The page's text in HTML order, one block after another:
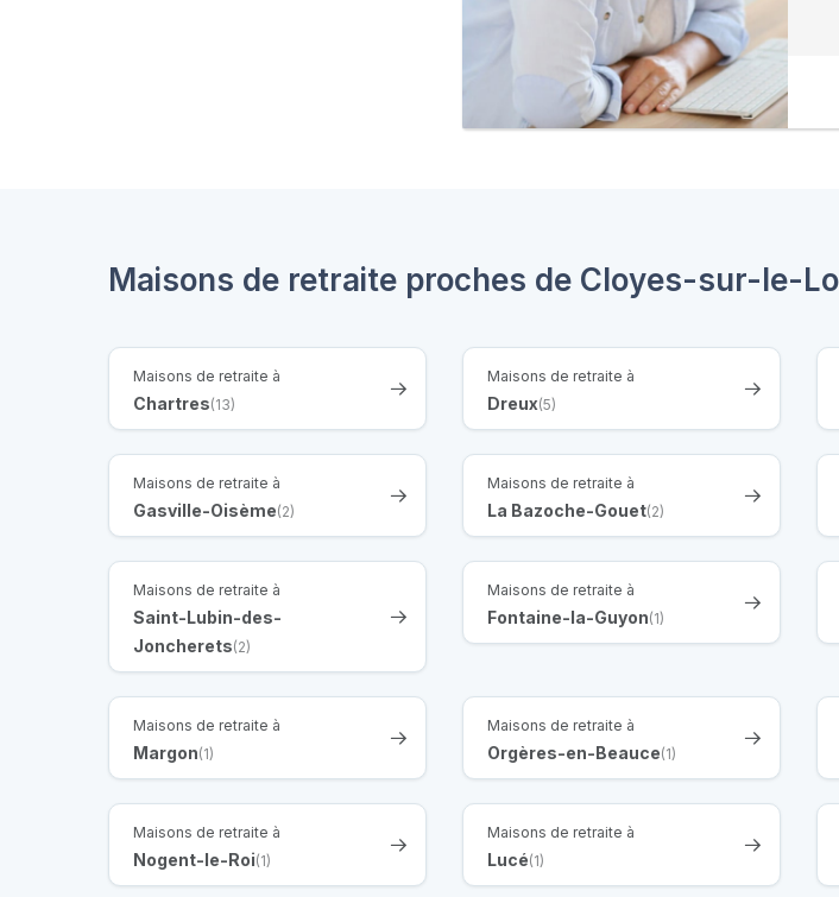
Maisons de retraite proches de Cloyes-sur-le-
Maisons de retraite à
Chartres(13)
Maisons de retraite à
Dreux(5)
Maisons de retraite à
Gasville-Oisème(2)
Maisons de retraite à
La Bazoche-Gouet(2)
Maisons de retraite à
Saint-Lubin-des-
Joncherets(2)
Maisons de retraite à
Fontaine-la-Guyon(1)
Maisons de retraite à
Margon(1)
Maisons de retraite à
Orgères-en-Beauce(1)
Maisons de retraite à
Nogent-le-Roi(1)
Maisons de retraite à
Lucé(1)